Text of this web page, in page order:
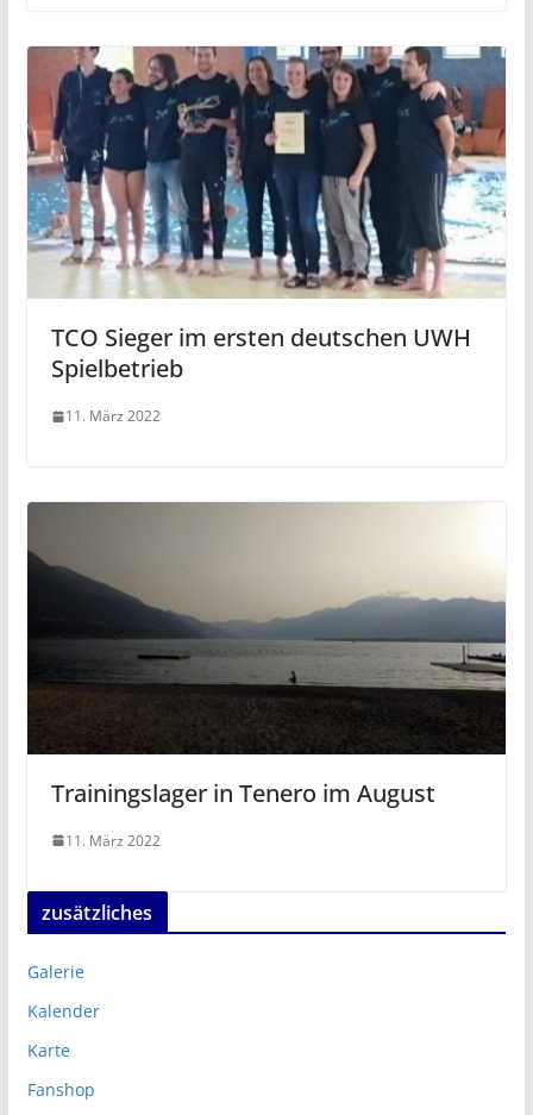
TCO Sieger im ersten deutschen UWH
Spielbetrieb
11. März 2022
Trainingslager in Tenero im August
11. März 2022
zusätzliches
Galerie
Kalender
Karte
Fanshop